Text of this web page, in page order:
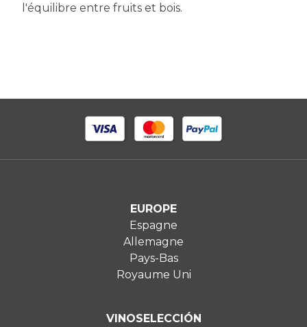
l'équilibre entre fruits et bois.
EUROPE
Espagne
Allemagne
Pays-Bas
Royaume Uni
VINOSELECCIÓN